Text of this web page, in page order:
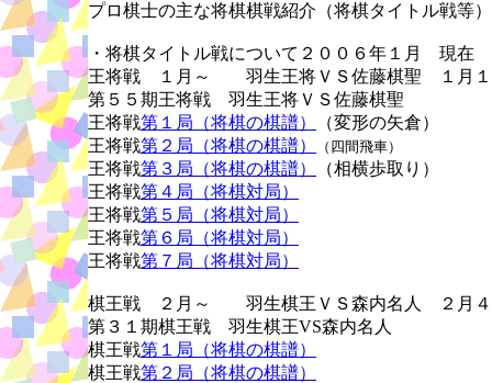
プロ棋士の主な将棋棋戦紹介（将棋タイトル戦等）
・将棋タイトル戦について２００６年１月 現在
王将戦 １月～ 羽生王将ＶＳ佐藤棋聖 １月１
第５５期王将戦 羽生王将ＶＳ佐藤棋聖
王将戦第１局（将棋の棋譜）
（変形の矢倉）
王将戦第２局（将棋の棋譜） （四間飛車）
王将戦第３局（将棋の棋譜）
（相横歩取り）
王将戦第４局（将棋対局）
王将戦第５局（将棋対局）
王将戦第６局（将棋対局）
王将戦第７局（将棋対局）
棋王戦 ２月～ 羽生棋王ＶＳ森内名人 ２月４
第３１期棋王戦 羽生棋王VS森内名人
棋王戦第１局（将棋の棋譜）
棋王戦第２局（将棋の棋譜）